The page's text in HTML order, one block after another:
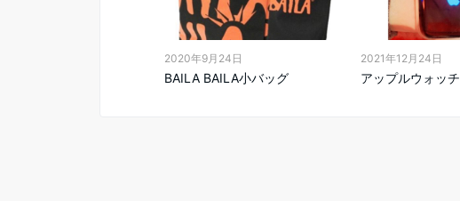
2020年9月24日
BAILA BAILA小バッグ
2021年12月24日
アップルウォッチ